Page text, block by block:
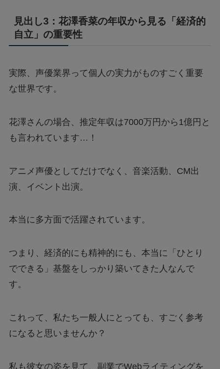
見出し3：花澤香菜の年収から見る「経済的
自立」の重要性
実際、声優業界って個人の実力がものすごく重要
な世界です。
花澤さんの場合、推定年収は7000万円から1億円と
も言われています…！
アニメ声優としてだけでなく、音楽活動、CM出
演、イベント出演。
本当に多方面で活躍されています。
つまり、経済的にも精神的にも、本当に「ひとり
でできる」基盤をしっかり築いてきた人なんで
す。
これって、私たち一般人にとっても、すごく参考
になると思いませんか？
私も彼女の姿を見て、副業でWebライティングを